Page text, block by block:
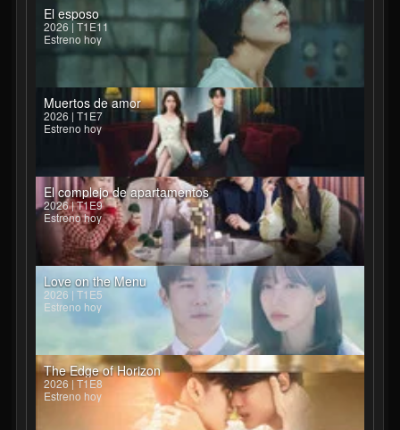
El esposo
2026 | T1E11
Estreno hoy
Muertos de amor
2026 | T1E7
Estreno hoy
El complejo de apartamentos
2026 | T1E9
Estreno hoy
Love on the Menu
2026 | T1E5
Estreno hoy
The Edge of Horizon
2026 | T1E8
Estreno hoy